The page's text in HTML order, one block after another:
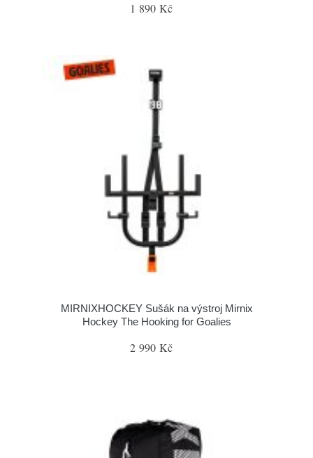
1 890 Kč
MIRNIXHOCKEY Sušák na výstroj Mirnix
Hockey The Hooking for Goalies
2 990 Kč